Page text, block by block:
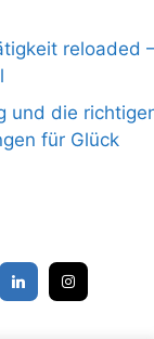
reloaded
und die
für Glück